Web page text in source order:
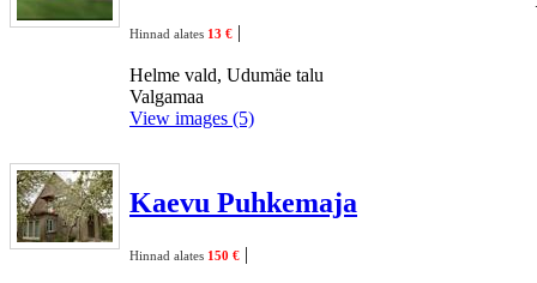
Hinnad alates 13 € |
Helme vald, Udumäe talu
Valgamaa
View images (5)
Kaevu Puhkemaja
Hinnad alates 150 € |